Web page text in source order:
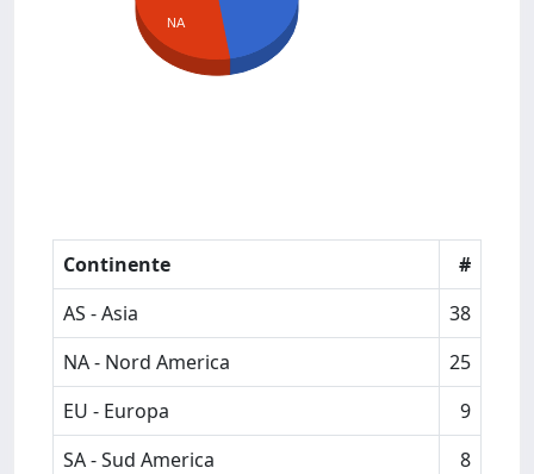
NA
Continente
#
AS - Asia
38
NA - Nord America
25
EU - Europa
9
SA - Sud America
8